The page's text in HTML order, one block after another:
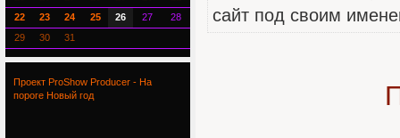
сайт под своим
22
23 24 25 26 27
28
29
30 31
Проект ProShow Producer - На
пороге Новый год